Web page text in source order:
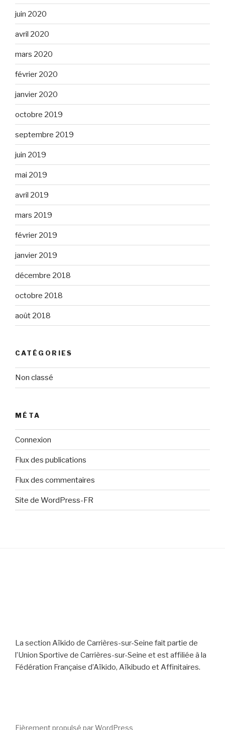
juin 2020
avril 2020
mars 2020
février 2020
janvier 2020
octobre 2019
septembre 2019
juin 2019
mai 2019
avril 2019
mars 2019
février 2019
janvier 2019
décembre 2018
octobre 2018
août 2018
CATÉGORIES
Non classé
MÉTA
Connexion
Flux des publications
Flux des commentaires
Site de WordPress-FR
La section Aïkido de Carrières-sur-Seine fait partie de
l’Union Sportive de Carrières-sur-Seine et est affiliée à la
Fédération Française d’Aïkido, Aïkibudo et Affinitaires.
Fièrement propulsé par WordPress